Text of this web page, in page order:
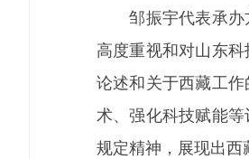
邹振宇代表承办方
高度重视和对山东
论述和关于西藏工
术、强化科技赋能
规定精神，展现出西